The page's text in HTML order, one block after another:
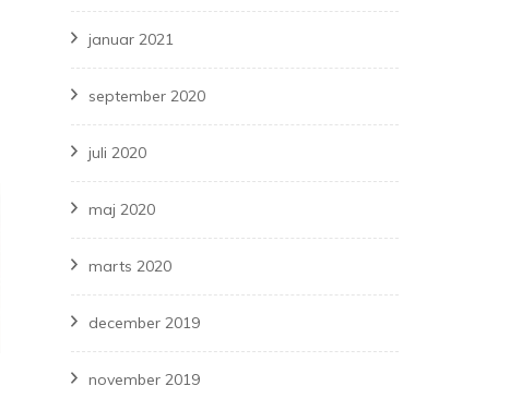
januar 2021
september 2020
juli 2020
maj 2020
marts 2020
december 2019
november 2019